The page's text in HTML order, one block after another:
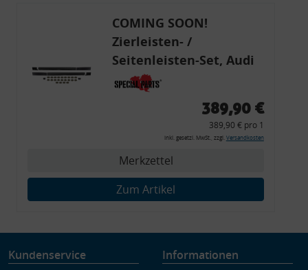
COMING SOON!
Zierleisten- /
Seitenleisten-Set, Audi
80 Cabrio, Coupe, S2, (6x
Zierleiste, 2x Kappe,
Montagewerkzeug)
389,90 €
389,90 € pro 1
inkl. gesetzl. MwSt., zzgl. Versandkosten
Merkzettel
Zum Artikel
Kundenservice Informationen